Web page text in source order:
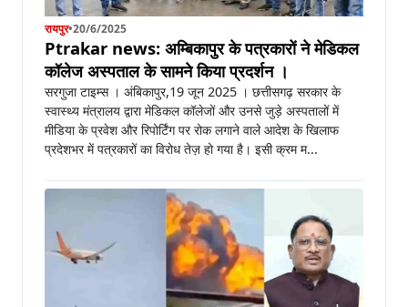
रायपुर•20/6/2025
Ptrakar news: अम्बिकापुर के पत्रकारों ने मेडिकल
कॉलेज अस्पताल के सामने किया प्रदर्शन ।
सरगुजा टाइम्स । अंबिकापुर,19 जून 2025 । छत्तीसगढ़ सरकार के
स्वास्थ्य मंत्रालय द्वारा मेडिकल कॉलेजों और उनसे जुड़े अस्पतालों में
मीडिया के प्रवेश और रिपोर्टिंग पर रोक लगाने वाले आदेश के खिलाफ
प्रदेशभर में पत्रकारों का विरोध तेज़ हो गया है। इसी क्रम म...